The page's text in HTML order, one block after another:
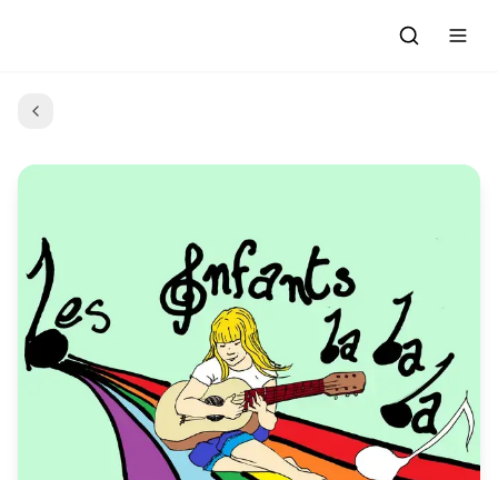
Actualités
Emissions
Grille des Programmes
C'était quoi ce morceau?
L'Association
L'équipe et les bénévoles
Nous rejoindre : Participer
Les Ateliers Radio
Les créations des Ateliers
Nos prestations